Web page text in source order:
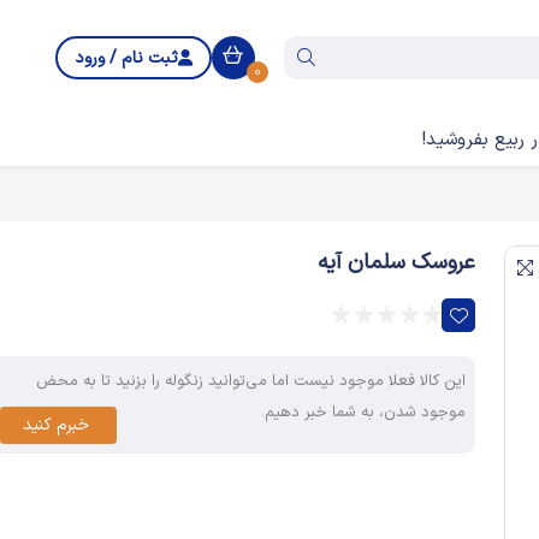
0
ثبت نام / ورود
ربیع بفروشید!
عروسک سلمان آیه
این کالا فعلا موجود نیست اما می‌توانید زنگوله را بزنید تا به محض
موجود شدن، به شما خبر دهیم.
خبرم کنید